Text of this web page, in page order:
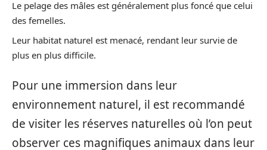
Le pelage des mâles est généralement plus foncé que celui
des femelles.
Leur habitat naturel est menacé, rendant leur survie de
plus en plus difficile.
Pour une immersion dans leur
environnement naturel, il est recommandé
de visiter les réserves naturelles où l’on peut
observer ces magnifiques animaux dans leur